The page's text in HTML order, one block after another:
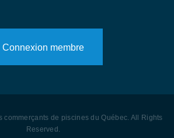
Connexion membre
commerçants de piscines du Québec. All Rights
Reserved .